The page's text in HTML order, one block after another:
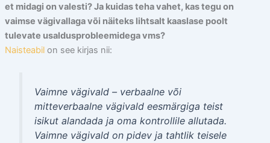
et midagi on valesti? Ja kuidas teha vahet, kas tegu on
vaimse vägivallaga või näiteks lihtsalt kaaslase poolt
tulevate usaldusprobleemidega vms?
Naisteabilon see kirjas nii:
Vaimne vägivald – verbaalne või
mitteverbaalne vägivald eesmärgiga teist
isikut alandada ja oma kontrollile allutada.
Vaimne vägivald on pidev ja tahtlik teisele